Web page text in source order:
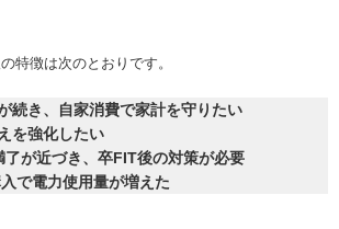
特徴は次のとおりです。
続き、自家消費で家計を守りたい
を強化したい
了が近づき、卒FIT後の対策が必要
で電力使用量が増えた